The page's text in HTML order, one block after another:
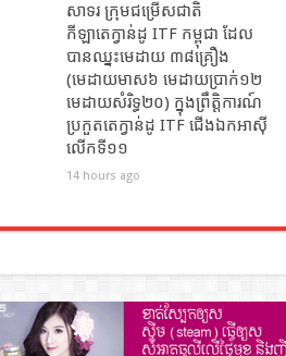
សាទរ ក្រុមជម្រើសជាតិ
កីឡាតេក្វាន់ដូ ITF កម្ពុជា ដែល
បានឈ្នះមេដាយ ៣៨គ្រឿង
(មេដាយមាស៦ មេដាយប្រាក់១២
មេដាយសំរិទ្ធ២០) ក្នុងព្រឹត្តិការណ៍
ប្រកួតតេក្វាន់ដូ ITF ជើងឯកអាស៊ី
លើកទី១១
14 hours ago